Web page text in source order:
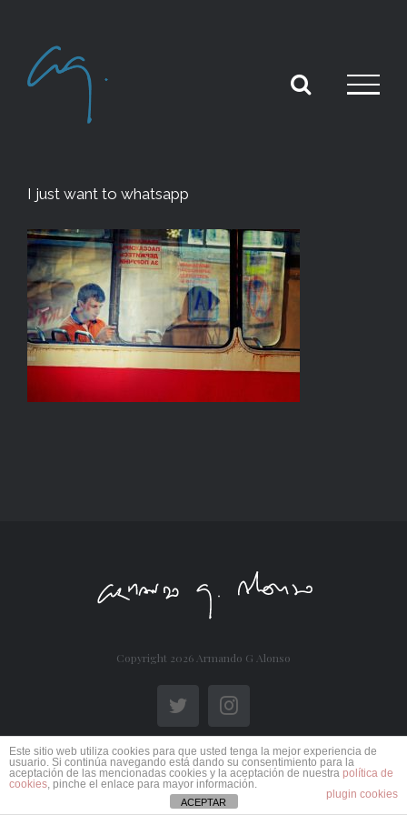
content
I just want to whatsapp
Copyright 2026 Armando G Alonso
TwitterInstagram
Este sitio web utiliza cookies para que usted tenga la mejor experiencia de
usuario. Si continúa navegando está dando su consentimiento para la
aceptación de las mencionadas cookies y la aceptación de nuestra política de
cookies, pinche el enlace para mayor información.
plugin cookies
ACEPTAR